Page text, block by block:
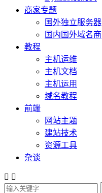
商家专题
国外独立服务器
国内国外域名商
教程
主机运维
主机文档
主机运用
域名教程
前端
网站主题
建站技术
资源工具
杂谈
 